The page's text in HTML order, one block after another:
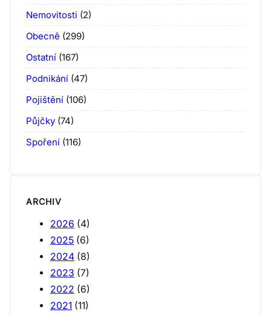
Nemovitosti (2)
Obecně (299)
Ostatní (167)
Podnikání (47)
Pojištění (106)
Půjčky (74)
Spoření (116)
ARCHIV
2026 (4)
2025 (6)
2024 (8)
2023 (7)
2022 (6)
2021 (11)